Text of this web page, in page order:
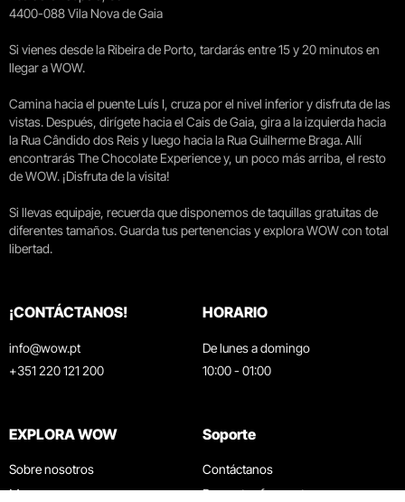
4400-088 Vila Nova de Gaia
Si vienes desde la Ribeira de Porto, tardarás entre 15 y 20 minutos en
llegar a WOW.
Camina hacia el puente Luís I, cruza por el nivel inferior y disfruta de las
vistas. Después, dirígete hacia el Cais de Gaia, gira a la izquierda hacia
la Rua Cândido dos Reis y luego hacia la Rua Guilherme Braga. Allí
encontrarás The Chocolate Experience y, un poco más arriba, el resto
de WOW. ¡Disfruta de la visita!
Si llevas equipaje, recuerda que disponemos de taquillas gratuitas de
diferentes tamaños. Guarda tus pertenencias y explora WOW con total
libertad.
¡CONTÁCTANOS!
info@wow.pt
+351 220 121 200
HORARIO
De lunes a domingo
10:00 - 01:00
EXPLORA WOW
Sobre nosotros
Museos
Soporte
Contáctanos
Preguntas frecuentes